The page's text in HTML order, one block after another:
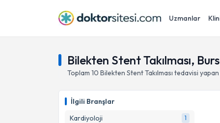
Uzmanlar
Bilekten Stent Takılması,
Toplam 10 Bilekten Stent Takılması tedavisi
İlgili Branşlar
Kardiyoloji
1